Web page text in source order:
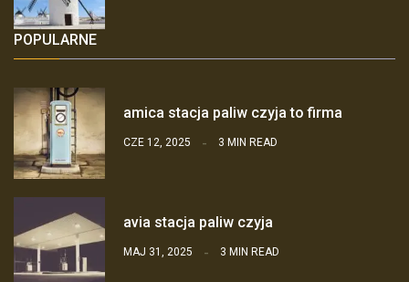
POPULARNE
amica stacja paliw czyja to firma
CZE 12, 2025 3 MIN READ
avia stacja paliw czyja
MAJ 31, 2025 3 MIN READ